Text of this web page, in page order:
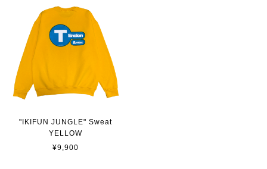
"IKIFUN JUNGLE" Sweat
YELLOW
¥9,900